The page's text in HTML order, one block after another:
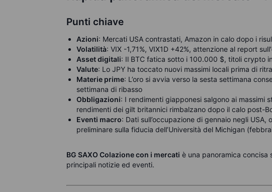
Punti chiave
Azioni: Mercati USA contrastati, Amazon in calo dopo i
Volatilità: VIX -1,71%, VIX1D +42%, attenzione al report
Asset digitali: Il BTC fatica sotto i 100.000 $, titoli crypto
Valute: Lo JPY ha toccato nuovi massimi locali prima di
Materie prime: L’oro si avvia verso la sesta settimana
settimana di ribasso
Obbligazioni: I rendimenti giapponesi salgono ai massimi
rendimenti dei gilt britannici rimbalzano dopo il calo post-
Eventi macro: Dati sull’occupazione di gennaio negli
preliminare sulla fiducia dell’Università del Michigan
BG SAXO Colazione con i mercati è una panoramica concisa
principali notizie ed eventi.